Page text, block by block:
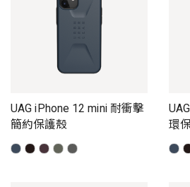
UAG iPhone 12 mini 耐衝擊
簡約保護殼
環